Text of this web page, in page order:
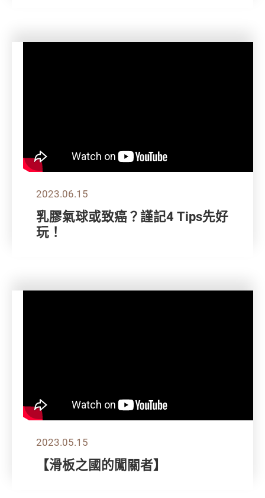
2023.06.15
乳膠氣球或致癌？謹記4 Tips先好
玩！
2023.05.15
【滑板之國的闖關者】